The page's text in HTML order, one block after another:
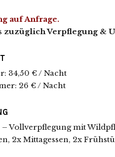
auf Anfrage.
zuzüglich Verpflegung &
34,50 € / Nacht
26 € / Nacht
– Vollverpflegung mit
2x Mittagessen, 2x